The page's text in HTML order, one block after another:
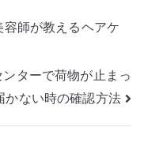
師が教えるヘアケ
ターで荷物が止まっ
かない時の確認方法